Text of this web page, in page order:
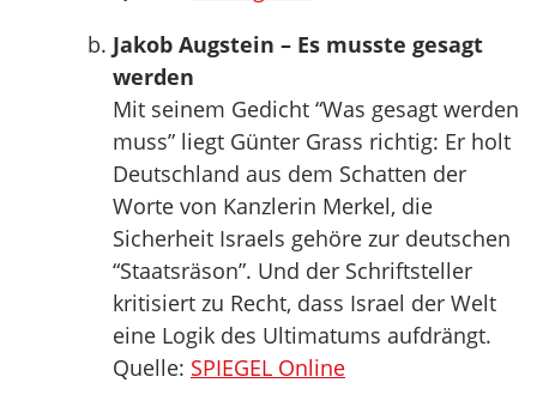
Jakob Augstein – Es musste gesagt
werden
Mit seinem Gedicht “Was gesagt werden
muss” liegt Günter Grass richtig: Er holt
Deutschland aus dem Schatten der
Worte von Kanzlerin Merkel, die
Sicherheit Israels gehöre zur deutschen
“Staatsräson”. Und der Schriftsteller
kritisiert zu Recht, dass Israel der Welt
eine Logik des Ultimatums aufdrängt.
Quelle: SPIEGEL Online